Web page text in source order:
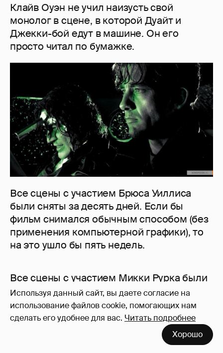
Используя данный сайт, вы даете согласие на
использование файлов cookie, помогающих нам
сделать его удобнее для вас. Читать подробнее
Хорошо
Клайв Оуэн не учил наизусть свой
монолог в сцене, в которой Дуайт и
Джекки-бой едут в машине. Он его
просто читал по бумажке.
Все сцены с участием Брюса Уиллиса
были сняты за десять дней. Если бы
фильм снимался обычным способом (без
применения компьютерной графики), то
на это ушло бы пять недель.
Все сцены с участием Микки Рурка были
отсняты за 2-2,5 недели; с участием
Бенисио Дель Торо – за 4 дня; Джейми
Кинг – 1,5 дня; Бриттани Мерфи – 1 день.
Роберт Родригес и Квентин Тарантино —